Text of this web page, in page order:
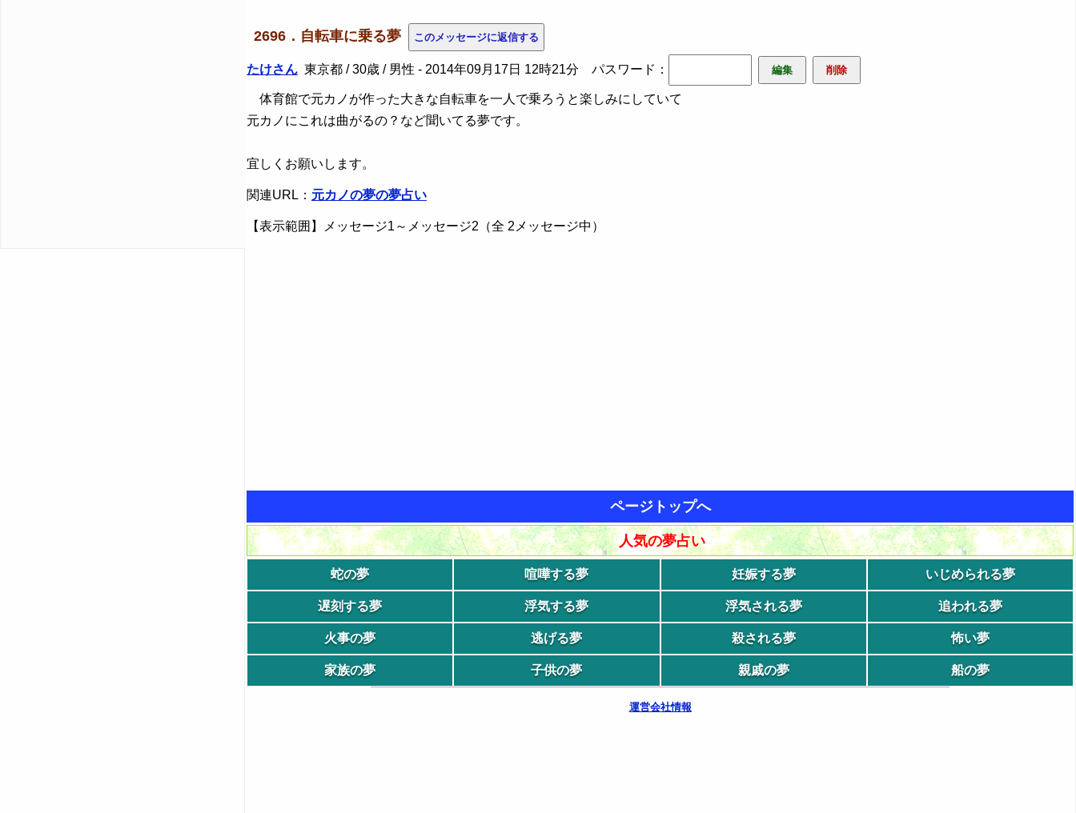
2696．自転車に乗る夢
たけさん 東京都 / 30歳 / 男性 - 2014年09月17日 12時21分 パスワード：
体育館で元カノが作った大きな自転車を一人で乗ろうと楽しみにしていて
元カノにこれは曲がるの？など聞いてる夢です。
宜しくお願いします。
関連URL： 元カノの夢の夢占い
【表示範囲】メッセージ1～メッセージ2（全 2メッセージ中）
ページトップへ
人気の夢占い
蛇の夢 喧嘩する夢 妊娠する夢 いじめられる夢
遅刻する夢 浮気する夢 浮気される夢 追われる夢
火事の夢 逃げる夢 殺される夢 怖い夢
家族の夢 子供の夢 親戚の夢 船の夢
運営会社情報